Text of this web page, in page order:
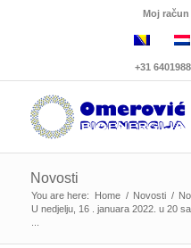
Moj račun
+31
Novosti
You are here: Home / Novosti /
U nedjelju, 16 . januara 2022. u 20